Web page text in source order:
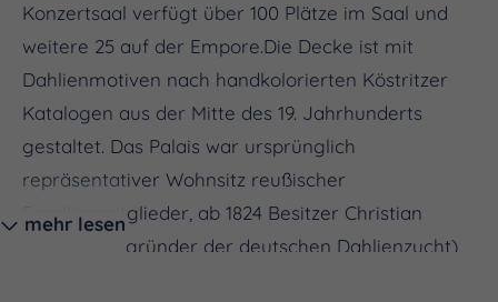
Konzertsaal verfügt über 100 Plätze im Saal und
weitere 25 auf der Empore.Die Decke ist mit
Dahlienmotiven nach handkolorierten Köstritzer
Katalogen aus der Mitte des 19. Jahrhunderts
gestaltet. Das Palais war ursprünglich
repräsentativer Wohnsitz reußischer
Familienmitglieder, ab 1824 Besitzer Christian
Deegen,(Begründer der deutschen Dahlienzucht),
mehr lesen